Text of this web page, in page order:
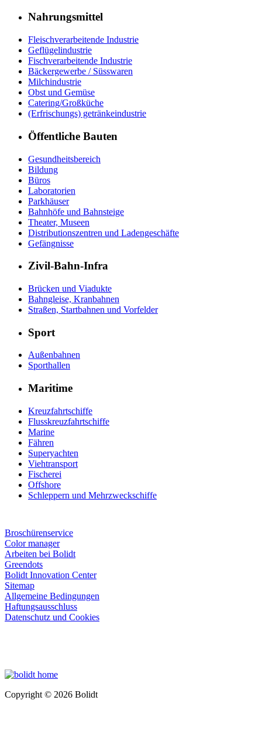
Nahrungsmittel
Fleischverarbeitende Industrie
Geflügelindustrie
Fischverarbeitende Industrie
Bäckergewerbe / Süsswaren
Milchindustrie
Obst und Gemüse
Catering/Großküche
(Erfrischungs) getränkeindustrie
Öffentliche Bauten
Gesundheitsbereich
Bildung
Büros
Laboratorien
Parkhäuser
Bahnhöfe und Bahnsteige
Theater, Museen
Distributionszentren und Ladengeschäfte
Gefängnisse
Zivil-Bahn-Infra
Brücken und Viadukte
Bahngleise, Kranbahnen
Straßen, Startbahnen und Vorfelder
Sport
Außenbahnen
Sporthallen
Maritime
Kreuzfahrtschiffe
Flusskreuzfahrtschiffe
Marine
Fähren
Superyachten
Viehtransport
Fischerei
Offshore
Schleppern und Mehrzweckschiffe
Broschürenservice
Color manager
Arbeiten bei Bolidt
Greendots
Bolidt Innovation Center
Sitemap
Allgemeine Bedingungen
Haftungsausschluss
Datenschutz und Cookies
Copyright © 2026 Bolidt